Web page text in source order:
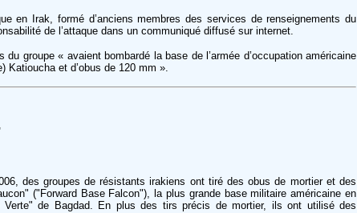
en Irak, formé d’anciens membres des services de renseignements du
de l’attaque dans un communiqué diffusé sur internet.
groupe « avaient bombardé la base de l’armée d’occupation américaine
Katioucha et d’obus de 120 mm ».
des groupes de résistants irakiens ont tiré des obus de mortier et des
("Forward Base Falcon"), la plus grande base militaire américaine en
de Bagdad. En plus des tirs précis de mortier, ils ont utilisé des